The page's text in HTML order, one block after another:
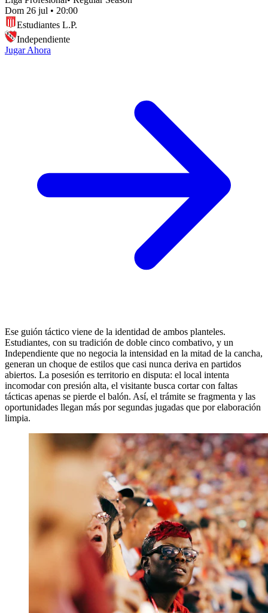
Dom 26 jul • 20:00
Estudiantes L.P.
Independiente
Jugar Ahora
Ese guión táctico viene de la identidad de ambos planteles.
Estudiantes, con su tradición de doble cinco combativo, y un
Independiente que no negocia la intensidad en la mitad de la cancha,
generan un choque de estilos que casi nunca deriva en partidos
abiertos. La posesión es territorio en disputa: el local intenta
incomodar con presión alta, el visitante busca cortar con faltas
tácticas apenas se pierde el balón. Así, el trámite se fragmenta y las
oportunidades llegan más por segundas jugadas que por elaboración
limpia.